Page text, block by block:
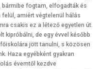
fogtam, elfogadták és
amiért végtelenül hálás
csakis ez a létező egyetlen út.
kipróbálni, de egy évvel később
jött tanulni, s közösen
Haza egyébként gyakran
évemtől kezdve